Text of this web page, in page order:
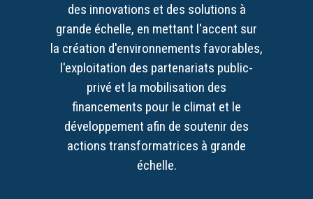
des innovations et des solutions à
grande échelle, en mettant l'accent sur
la création d'environnements favorables,
l'exploitation des partenariats public-
privé et la mobilisation des
financements pour le climat et le
développement afin de soutenir des
actions transformatrices à grande
échelle.